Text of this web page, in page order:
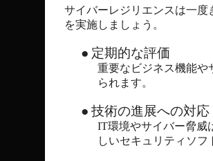
サイバーレジリエンスは一
を実施しましょう。
● 定期的な評価
重要なビジネス機能や
られます。
● 技術の進展への対応
IT環境やサイバー脅威
しいセキュリティソフ